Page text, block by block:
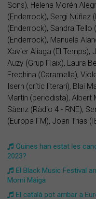
Sons), Helena Morén
(Enderrock), Sergi Núñez
(Enderrock), Sandra
(Enderrock), Manuela
Xavier Aliaga (El Temps),
Auzy (Grup Flaix), Laura
Frechina (Caramella),
Isern (crític literari), Blai
Martín (periodista), Albert
Sàenz (Ràdio 4 - RNE),
(Europa FM), Joan Trias
Quines han estat les
2023?
El Black Music Festival
Momi Maiga
El català pot arribar a